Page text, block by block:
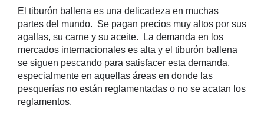
El tiburón ballena es una delicadeza en muchas
partes del mundo. Se pagan precios muy altos por sus
agallas, su carne y su aceite. La demanda en los
mercados internacionales es alta y el tiburón ballena
se siguen pescando para satisfacer esta demanda,
especialmente en aquellas áreas en donde las
pesquerías no están reglamentadas o no se acatan los
reglamentos.